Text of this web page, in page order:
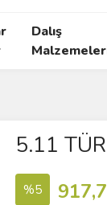
Dalış
5.11
%5